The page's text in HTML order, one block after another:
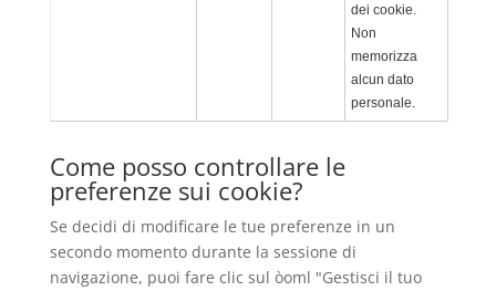
dei cookie.
Non
memorizza
alcun dato
personale.
Come posso controllare le
preferenze sui cookie?
Se decidi di modificare le tue preferenze in un
secondo momento durante la sessione di
navigazione, puoi fare clic sul òoml "Gestisci il tuo